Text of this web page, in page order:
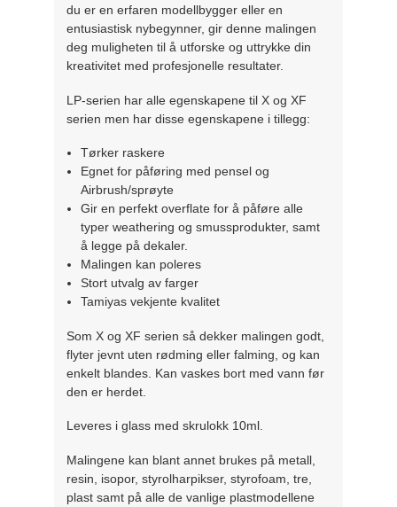
du er en erfaren modellbygger eller en
entusiastisk nybegynner, gir denne malingen
deg muligheten til å utforske og uttrykke din
kreativitet med profesjonelle resultater.
LP-serien har alle egenskapene til X og XF
serien men har disse egenskapene i tillegg:
Tørker raskere
Egnet for påføring med pensel og
Airbrush/sprøyte
Gir en perfekt overflate for å påføre alle
typer weathering og smussprodukter, samt
å legge på dekaler.
Malingen kan poleres
Stort utvalg av farger
Tamiyas vekjente kvalitet
Som X og XF serien så dekker malingen godt,
flyter jevnt uten rødming eller falming, og kan
enkelt blandes. Kan vaskes bort med vann før
den er herdet.
Leveres i glass med skrulokk 10ml.
Malingene kan blant annet brukes på metall,
resin, isopor, styrolharpikser, styrofoam, tre,
plast samt på alle de vanlige plastmodellene